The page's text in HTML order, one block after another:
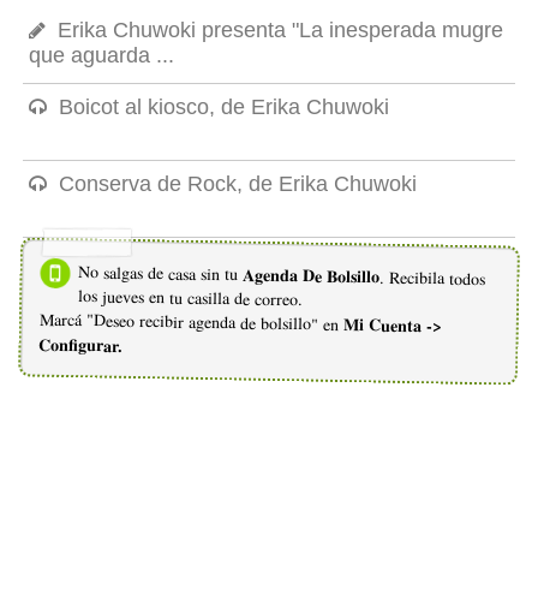
Erika Chuwoki presenta "La inesperada mugre
que aguarda ...
Boicot al kiosco, de Erika Chuwoki
Conserva de Rock, de Erika Chuwoki
No salgas de casa sin tu Agenda De Bolsillo. Recibila todos
los jueves en tu casilla de correo.
Marcá "Deseo recibir agenda de bolsillo" en Mi Cuenta ->
Configurar.